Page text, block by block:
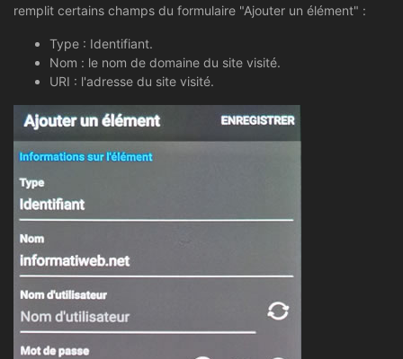
remplit certains champs du formulaire "Ajouter un élément" :
Type : Identifiant.
Nom : le nom de domaine du site visité.
URI : l'adresse du site visité.